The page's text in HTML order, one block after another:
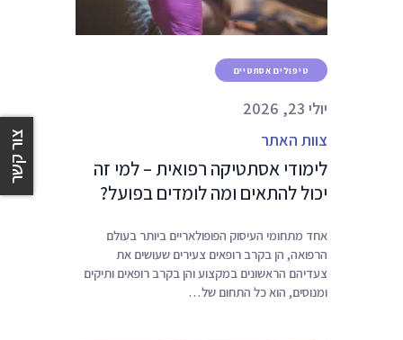
טיפולים אסתטיים
יולי 23, 2026
צוות האתר
לימודי אסתטיקה רפואית – למי זה
יכול להתאים ומה לומדים בפועל?
אחד מתחומי העיסוק הפופולאריים ביותר בעולם
הרפואה, הן בקרב רופאים צעירים שעושים את
צעדיהם הראשונים במקצוע והן בקרב רופאים ותיקים
ומנוסים, הוא כל התחום של…
צור קשר